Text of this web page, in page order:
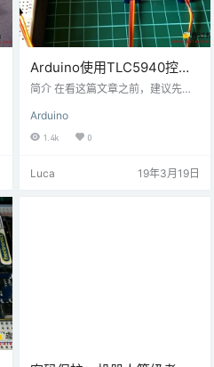
Arduino使用TLC5940控制
伺服舵机系统
简介 在看这篇文章之前，建议先学
备 硬件准备： Arduino UNO*1 TLC
5940*1 2KΩ电阻*1 0.1uF陶瓷和4.
C5940库 步骤二 原理说明 由于TL
Arduino
1.4k 0
Luca 19年3月19日